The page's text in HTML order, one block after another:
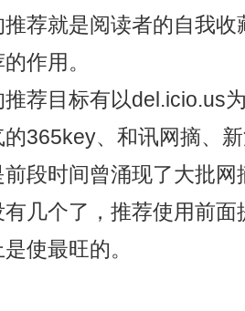
荐就是阅读者的自我
作用。
目标有以del.icio.us为
的365key、和讯网摘、
段时间曾涌现了大批
几个了，推荐使用前
使最旺的。